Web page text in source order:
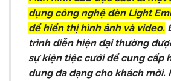
dụng công nghệ đèn Light
để hiển thị hình ảnh và video.
trình diễn hiện đại thường
sự kiện tiệc cưới để cung cấp
dung đa dạng cho khách mời.